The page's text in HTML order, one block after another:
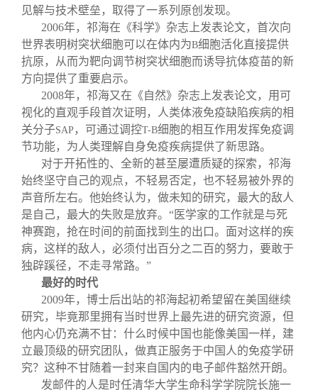
见解与技术壁垒，取得了一系列原创发现。
2006年，祁海在《科学》杂志上发表论文，首次向
世界表明树突状细胞可以在体内为B细胞活化直接提供
抗原，从而为靶向调节树突状细胞而诱导抗体疫苗的新
方向提供了重要启示。
2008年，祁海又在《自然》杂志上发表论文，用可
视化的直观手段首次证明，人类体液免疫缺陷疾病的相
关分子SAP ，可通过调控T-B细胞的相互作用发挥免疫调
节功能，为人类理解自身免疫疾病提供了新思路。
对于开拓性的、全新的甚至屡遭质疑的探索，祁海
始终坚守自己的观点，不轻易否定，也不轻易被外界的
声音所左右。他始终认为，做未知的研究，最大的敌人
是自己，最大的失败是放弃。“医学家的工作就是与死
神赛跑，抢在时间的前面找到生的出口。面对这样的疾
病，这样的敌人，必须付出百分之二百的努力，要敢于
独辟蹊径，不走寻常路。”
最好的时代
2009年，博士后出站的祁海起初希望留在美国继续
研究，毕竟那里拥有当时世界上最先进的研究资源，但
他内心仍充满不甘：什么时候中国也能像美国一样，建
立最顶级的研究团队，做真正服务于中国人的免疫学研
究？这种不甘随着一封来自国内的电子邮件豁然开朗。
发邮件的人是时任清华大学生命科学学院院长施一